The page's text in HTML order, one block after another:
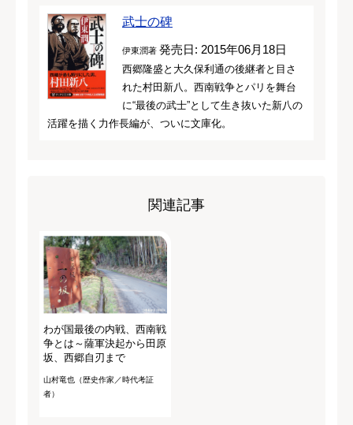
武士の碑
伊東潤著 発売日: 2015年06月18日
西郷隆盛と大久保利通の後継者と目さ
れた村田新八。西南戦争とパリを舞台
に“最後の武士”として生き抜いた新八の
活躍を描く力作長編が、ついに文庫化。
関連記事
わが国最後の内戦、西南戦
争とは～薩軍決起から田原
坂、西郷自刃まで
山村竜也（歴史作家／時代考証
者）